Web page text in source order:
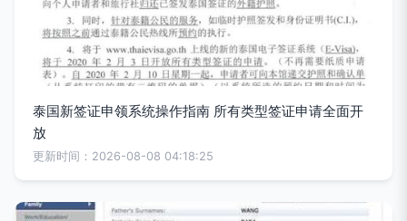
泰国新签证申领系统操作指南 所有类型签证申请全面开
放
更新时间：2026-08-08 04:18:25